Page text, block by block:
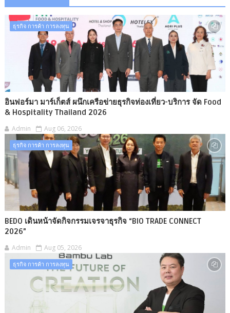
ธุรกิจ การค้า การลงทุน
อินฟอร์มา มาร์เก็ตส์ ผนึกเครือข่ายธุรกิจท่องเที่ยว-บริการ จัด Food
& Hospitality Thailand 2026
Admin Aug 06, 2026
ธุรกิจ การค้า การลงทุน
BEDO เดินหน้าจัดกิจกรรมเจรจาธุรกิจ “BIO TRADE CONNECT
2026”
Admin Aug 05, 2026
ธุรกิจ การค้า การลงทุน